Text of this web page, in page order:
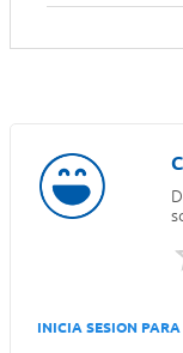
INICIA SESION